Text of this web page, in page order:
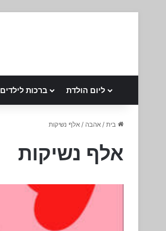
ליום הולדת ברכות לילדים
בית/ אהבה / אלף נשיקות
אלף נשיקות